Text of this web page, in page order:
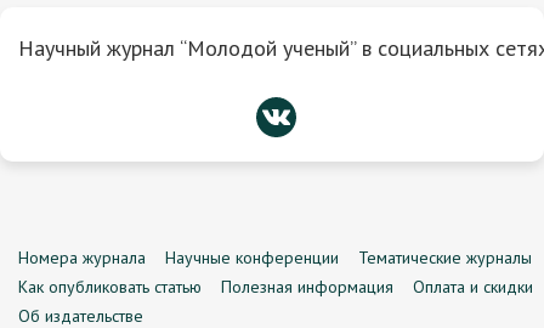
Научный журнал “Молодой ученый” в социальных
Номера журнала Научные конференции
Тематические журналы
Как опубликовать статью
Полезная информация
Оплата и скидки
Об издательстве